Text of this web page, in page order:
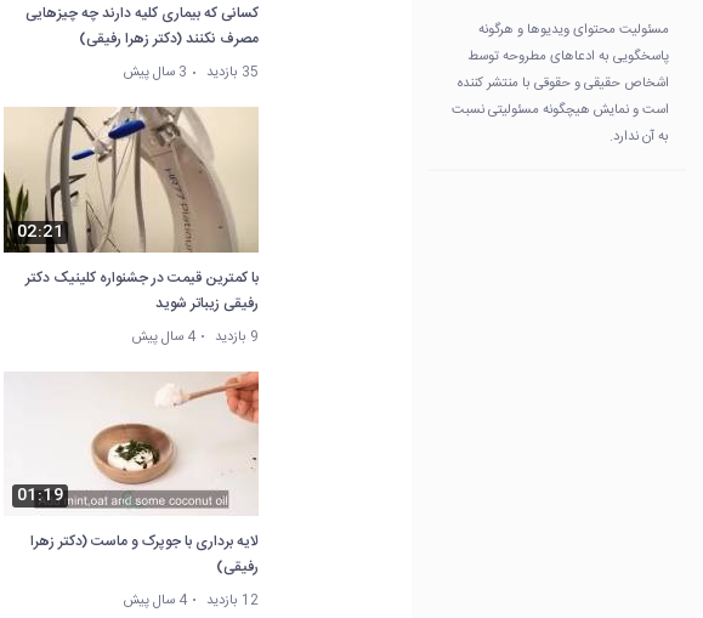
مسئولیت محتوای ویدیو‌ها و هرگونه
پاسخگویی به ادعاهای مطروحه توسط
اشخاص حقیقی و حقوقی با منتشر کننده
است و نمایش هیچگونه مسئولیتی نسبت
به آن ندارد.
کسانی که بیماری کلیه دارند چه چیزهایی
مصرف نکنند (دکتر زهرا رفیقی)
35 بازدید 3 سال پیش
02:21
با کمترین قیمت در جشنواره کلینیک دکتر
رفیقی زیباتر شوید
9 بازدید 4 سال پیش
01:19
لایه برداری با جوپرک و ماست (دکتر زهرا
رفیقی)
12 بازدید 4 سال پیش